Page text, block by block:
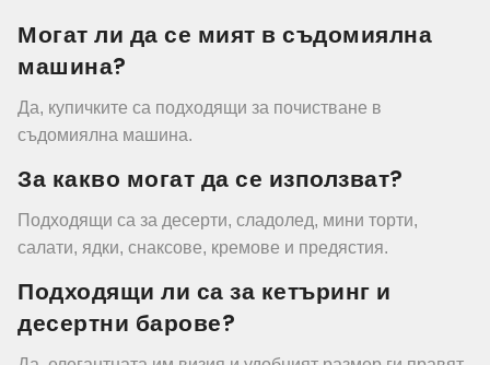
Могат ли да се мият в съдомиялна
машина?
Да, купичките са подходящи за почистване в
съдомиялна машина.
За какво могат да се използват?
Подходящи са за десерти, сладолед, мини торти,
салати, ядки, снаксове, кремове и предястия.
Подходящи ли са за кетъринг и
десертни барове?